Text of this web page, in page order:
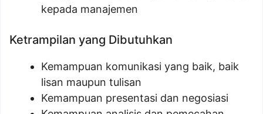
kepada manajemen
Ketrampilan yang Dibutuhkan
Kemampuan komunikasi yang baik, baik
lisan maupun tulisan
Kemampuan presentasi dan negosiasi